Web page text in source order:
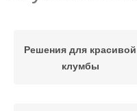
Решения для красивой
клумбы